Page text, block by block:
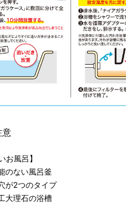
意
お風呂】
のない風呂釜
が2つのタイプ
大理石の浴槽